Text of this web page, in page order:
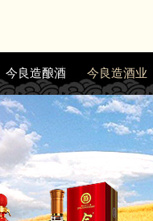
今良造酿酒 今良造酒业